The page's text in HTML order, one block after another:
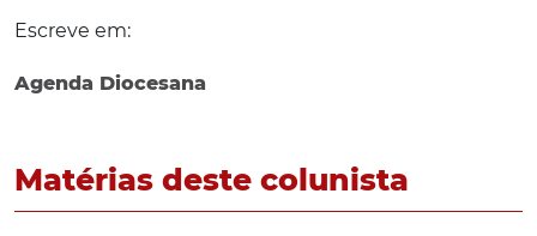
Escreve em:
Agenda Diocesana
Matérias deste colunista